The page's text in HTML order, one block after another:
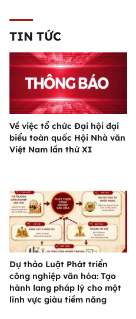
TIN TỨC
Về việc tổ chức Đại hội đại
biểu toàn quốc Hội Nhà văn
Việt Nam lần thứ XI
Dự thảo Luật Phát triển
công nghiệp văn hóa: Tạo
hành lang pháp lý cho một
lĩnh vực giàu tiềm năng